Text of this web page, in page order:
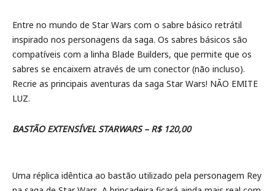
Entre no mundo de Star Wars com o sabre básico retrátil
inspirado nos personagens da saga. Os sabres básicos são
compatíveis com a linha Blade Builders, que permite que os
sabres se encaixem através de um conector (não incluso).
Recrie as principais aventuras da saga Star Wars! NÃO EMITE
LUZ.
BASTÃO EXTENSÍVEL STARWARS – R$ 120,00
Uma réplica idêntica ao bastão utilizado pela personagem Rey